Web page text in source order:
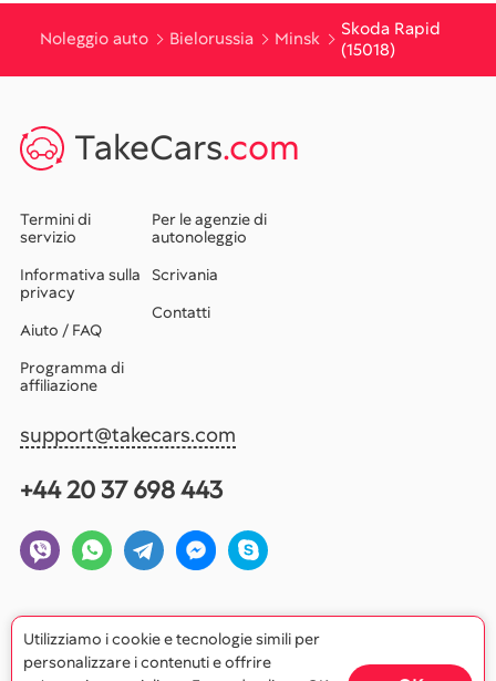
Noleggio auto Bielorussia Minsk
Skoda Rapid
(15018)
TakeCars.com
Termini di
servizio
Informativa sulla
privacy
Aiuto / FAQ
Programma di
affiliazione
Per le agenzie di
autonoleggio
Scrivania
Contatti
support@takecars.com
+44 20 37 698 443
Utilizziamo i cookie e tecnologie simili per
personalizzare i contenuti e offrire